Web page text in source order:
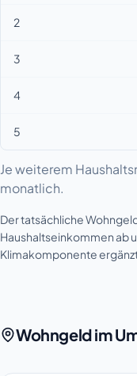
2
3
4
5
Je weiterem
monatlich.
Der tatsächliche
Haushaltseinkommen ab
Klimakomponente
Wohngeld im